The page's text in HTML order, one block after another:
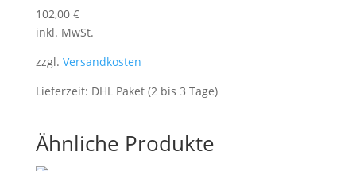
102,00 €
inkl. MwSt.
zzgl. Versandkosten
Lieferzeit: DHL Paket (2 bis 3 Tage)
Ähnliche Produkte